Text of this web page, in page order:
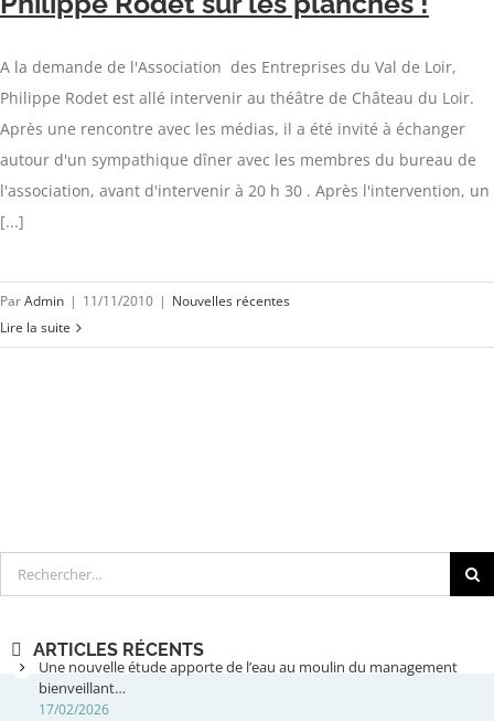
A la demande de l'Association des Entreprises du Val de Loir,
Philippe Rodet est allé intervenir au théâtre de Château du Loir.
Après une rencontre avec les médias, il a été invité à échanger
autour d'un sympathique dîner avec les membres du bureau de
l'association, avant d'intervenir à 20 h 30 . Après l'intervention, un
[...]
ParAdmin | 11/11/2010 | Nouvelles récentes
Lire la suite
Rechercher
ARTICLES RÉCENTS
Une nouvelle étude apporte de l’eau au moulin du management
bienveillant…
17/02/2026